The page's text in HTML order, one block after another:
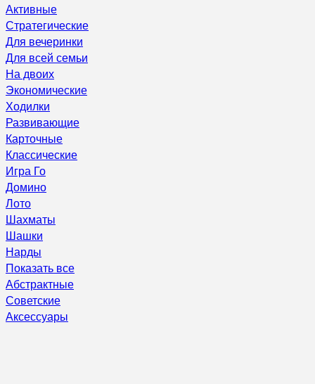
Активные
Стратегические
Для вечеринки
Для всей семьи
На двоих
Экономические
Ходилки
Развивающие
Карточные
Классические
Игра Го
Домино
Лото
Шахматы
Шашки
Нарды
Показать все
Абстрактные
Советские
Аксессуары